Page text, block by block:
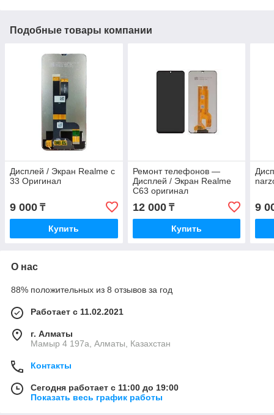
Подобные товары компании
Дисплей / Экран Realme c
33 Оригинал
9 000 ₸
Купить
Ремонт телефонов —
Дисплей / Экран Realme
C63 оригинал
12 000₸
Купить
9
О нас
88% положительных из 8 отзывов за год
Работает с 11.02.2021
г. Алматы
Мамыр 4 197а, Алматы, Казахстан
Контакты
Сегодня работает с 11:00 до 19:00
Показать весь график работы